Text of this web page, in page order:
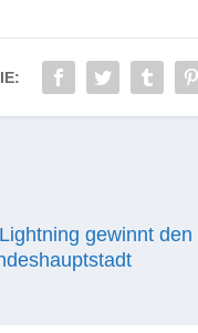
gewinnt den